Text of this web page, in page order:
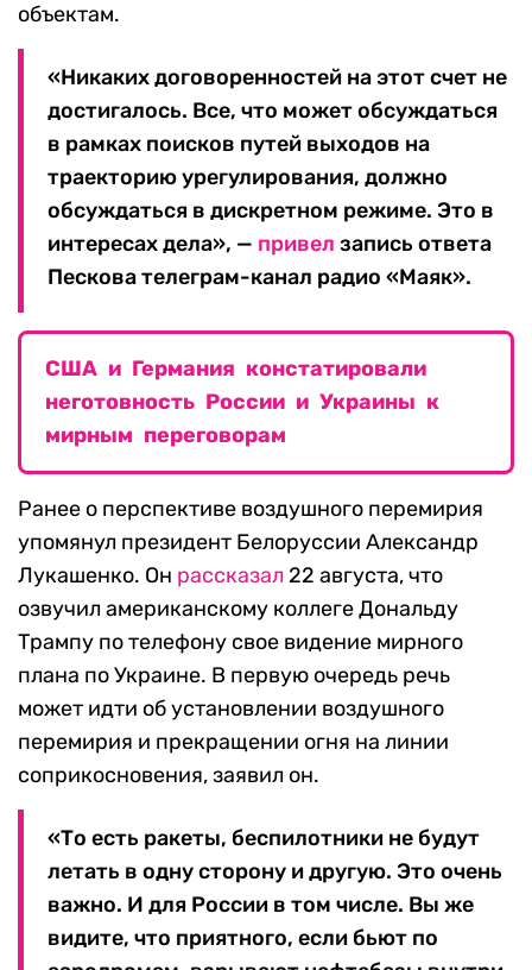
объектам.
«Никаких договоренностей на этот счет не
достигалось. Все, что может обсуждаться
в рамках поисков путей выходов на
траекторию урегулирования, должно
обсуждаться в дискретном режиме. Это в
интересах дела», — привел запись ответа
Пескова телеграм-канал радио «Маяк».
США и Германия констатировали
неготовность России и Украины к
мирным переговорам
Ранее о перспективе воздушного перемирия
упомянул президент Белоруссии Александр
Лукашенко. Он рассказал 22 августа, что
озвучил американскому коллеге Дональду
Трампу по телефону свое видение мирного
плана по Украине. В первую очередь речь
может идти об установлении воздушного
перемирия и прекращении огня на линии
соприкосновения, заявил он.
«То есть ракеты, беспилотники не будут
летать в одну сторону и другую. Это очень
важно. И для России в том числе. Вы же
видите, что приятного, если бьют по